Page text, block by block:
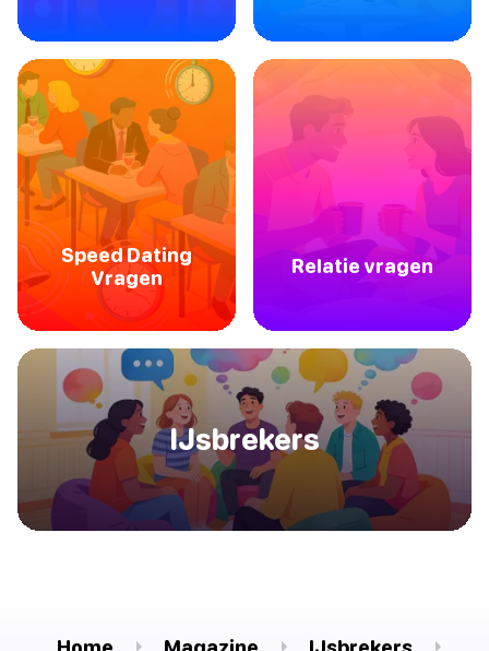
Speed Dating
Vragen
Relatie vragen
IJsbrekers